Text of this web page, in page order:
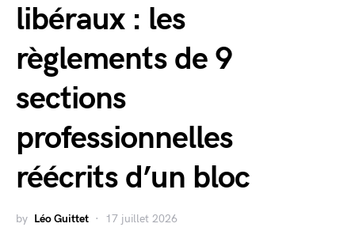
libéraux : les
règlements de 9
sections
professionnelles
réécrits d’un bloc
by Léo Guittet 17 juillet 2026